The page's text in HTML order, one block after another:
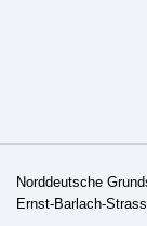
Norddeutsche
Ernst-Barlach-